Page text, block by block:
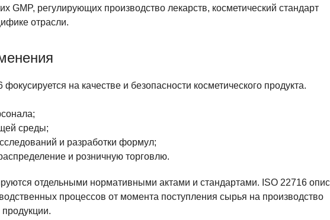
GMP, регулирующих производство лекарств, косметический стандарт
отрасли.
на качестве и безопасности косметического продукта.
среды;
и разработки формул;
и розничную торговлю.
отдельными нормативными актами и стандартами. ISO 22716
процессов от момента поступления сырья на производство
продукции.